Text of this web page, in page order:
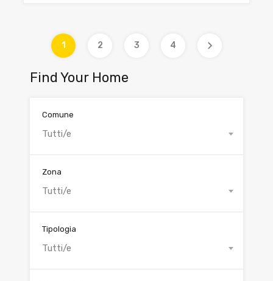
1 2 3 4
Find Your Home
Comune
Tutti/e
Zona
Tutti/e
Tipologia
Tutti/e